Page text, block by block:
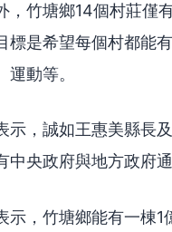
，竹塘鄉14個村莊僅
標是希望每個村都能
動等。
示，誠如王惠美縣長
中央政府與地方政府
示，竹塘鄉能有一棟